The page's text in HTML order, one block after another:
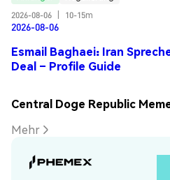
2026-08-06
10-15m
2026-08-06
Esmail Baghaei: Iran
Deal – Profile Guide
Central Doge Republic
Mehr